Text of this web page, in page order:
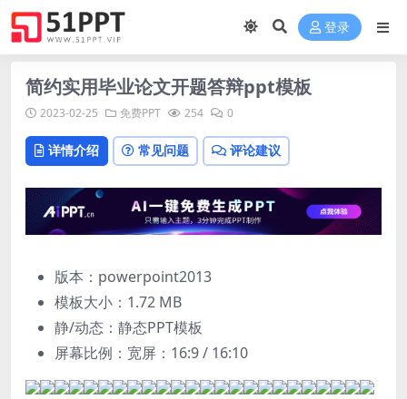
登录
简约实用毕业论文开题答辩ppt模板
2023-02-25 免费PPT 254 0
详情介绍 常见问题 评论建议
版本：powerpoint2013
模板大小： 1.72 MB
静/动态：静态PPT模板
屏幕比例：宽屏：16:9 / 16:10